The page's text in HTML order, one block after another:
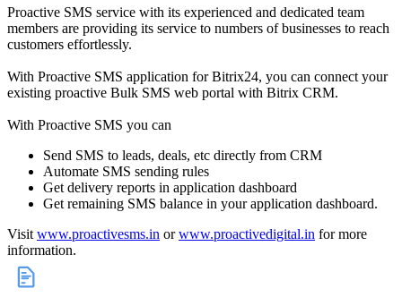
Proactive SMS service with its experienced and dedicated team
members are providing its service to numbers of businesses to reach
customers effortlessly.
With Proactive SMS application for Bitrix24, you can connect your
existing proactive Bulk SMS web portal with Bitrix CRM.
With Proactive SMS you can
Send SMS to leads, deals, etc directly from CRM
Automate SMS sending rules
Get delivery reports in application dashboard
Get remaining SMS balance in your application dashboard.
Visitwww.proactivesms.in orwww.proactivedigital.in for more
information.